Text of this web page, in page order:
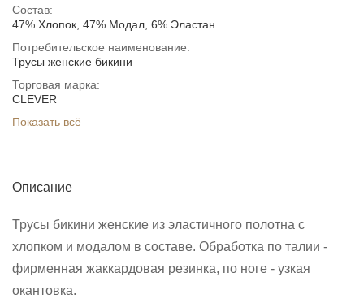
Состав:
47% Хлопок, 47% Модал, 6% Эластан
Потребительское наименование:
Трусы женские бикини
Торговая марка:
CLEVER
Показать всё
Описание
Трусы бикини женские из эластичного полотна с
хлопком и модалом в составе. Обработка по талии -
фирменная жаккардовая резинка, по ноге - узкая
окантовка.